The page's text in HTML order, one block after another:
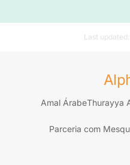
Last updated:
Amal ÁrabeThurayya
Parceria com